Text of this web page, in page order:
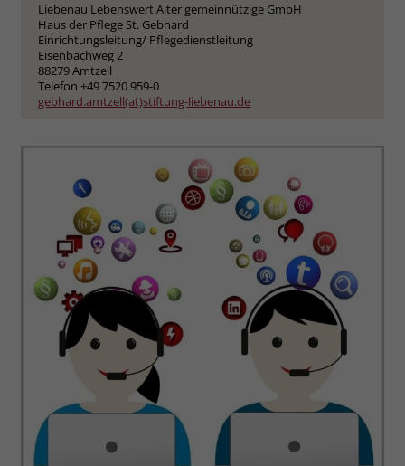
Liebenau Lebenswert Alter gemeinnützige GmbH
Haus der Pflege St. Gebhard
Einrichtungsleitung/ Pflegedienstleitung
Eisenbachweg 2
88279 Amtzell
Telefon +49 7520 959-0
gebhard.amtzell(at)stiftung-liebenau.de